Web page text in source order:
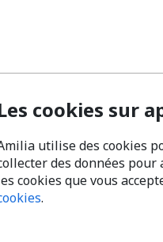
cookies sur
utilise des cookies
des données
cookies que vous
.